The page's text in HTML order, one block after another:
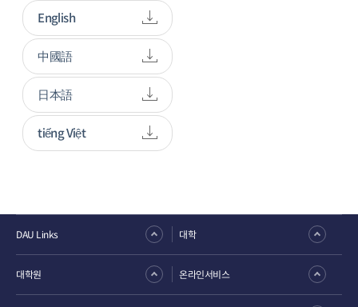
English
中國語
日本語
tiếng Việt
DAU Links 대학
대학원 온라인서비스